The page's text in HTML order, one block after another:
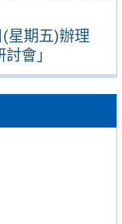
星期五)辦理
會」